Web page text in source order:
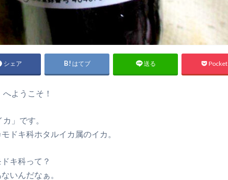
シェア はてブ 送る Pocket
ようこそ！
」です。
ドキ科ホタルイカ属のイカ。
キ科って？
いんだなぁ。